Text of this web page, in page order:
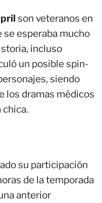
son veteranos en
se esperaba mucho
incluso
un posible spin-
siendo
los dramas médicos
chica.
su participación
de la temporada
anterior